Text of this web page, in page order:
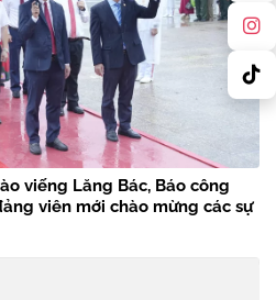
viếng Lăng Bác, Báo công
viên mới chào mừng các sự